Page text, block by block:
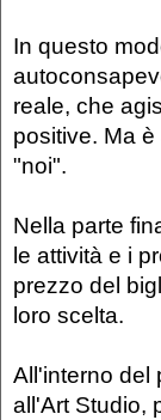
In questo
reale, che
positive. Ma
"noi".
Nella parte
le attività e i
prezzo del
loro scelta.
All'interno del
all'Art Studio,